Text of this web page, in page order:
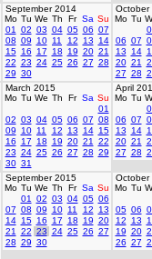
September 2014
Mo Tu We Th Fr Sa Su
01
02 03 04 05 06 07
08 09 10 11 12 13
14
15 16 17 18 19 20 21
22 23 24 25 26 27 28
29 30
October
Mo Tu
06 07
13
14
20 21
27 28
March 2015
Mo Tu We Th Fr Sa Su
01
02 03 04 05 06 07 08
09
10 11 12 13 14 15
16
17 18 19 20 21
22
23 24 25 26 27 28 29
30 31
April
Mo Tu
06 07
13
14
20 21
27 28
September 2015
Mo Tu We Th Fr Sa Su
01
02 03 04 05 06
07 08 09 10 11 12
13
14 15 16 17 18 19 20
21
22 23 24 25 26 27
28 29 30
October
Mo Tu
05 06
12
13
19 20
26 27